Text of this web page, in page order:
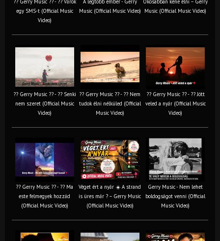
egy SMS-t (Official Music
Video)
Music (Official Music Video)
Music (Official Music Video)
?? Gerry Music ?? - ?? Senki
nem szeret (Official Music
Video)
?? Gerry Music ?? - ?? Nem
tudok élni nélküled (Official
Music Video)
?? Gerry Music ?? - ?? Jött
veled a nyár (Official Music
Video)
?? Gerry Music ?? - ?? Ma
este felmegyek hozzád
(Official Music Video)
Véget ért a nyár ☀️ A strand
is üres már ? – Gerry Music
(Official Music Video)
Gerry Music - Nem lehet
boldogságot venni (Official
Music Video)